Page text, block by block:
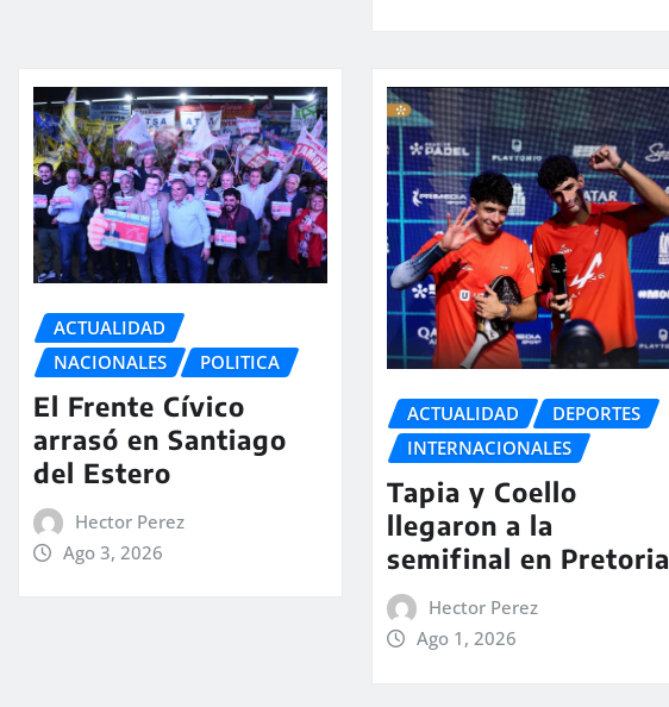
ACTUALIDAD
NACIONALES
POLITICA
El Frente Cívico
arrasó en Santiago
del Estero
Hector Perez
Ago 3, 2026
ACTUALIDAD
DEPORTES
INTERNACIONALES
Tapia y Coello
llegaron a la
semifinal en Pretoria
Hector Perez
Ago 1, 2026